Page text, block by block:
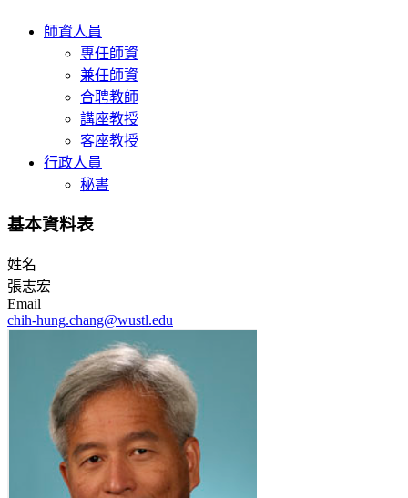
師資人員
專任師資
兼任師資
合聘教師
講座教授
客座教授
行政人員
秘書
基本資料表
姓名
張志宏
Email
chih-hung.chang@wustl.edu